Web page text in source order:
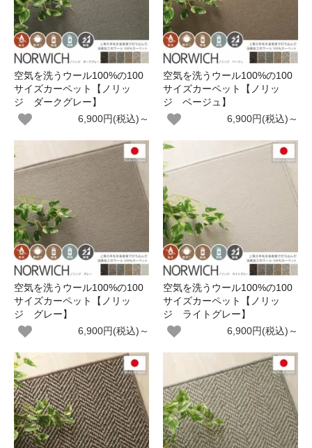
空気を洗うウール100%の100
サイズカーペット【ノリッ
ジ ダークグレー】
6,900円(税込)～
空気を洗うウール100%の100
サイズカーペット【ノリッ
ジ ベージュ】
6,900円(税込)～
空気を洗うウール100%の100
サイズカーペット【ノリッ
ジ グレー】
6,900円(税込)～
空気を洗うウール100%の100
サイズカーペット【ノリッ
ジ ライトグレー】
6,900円(税込)～